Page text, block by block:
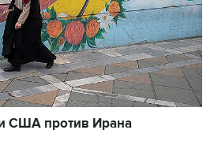
США против Ирана